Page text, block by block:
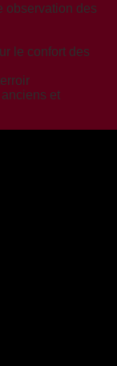
observation des
le confort des
et